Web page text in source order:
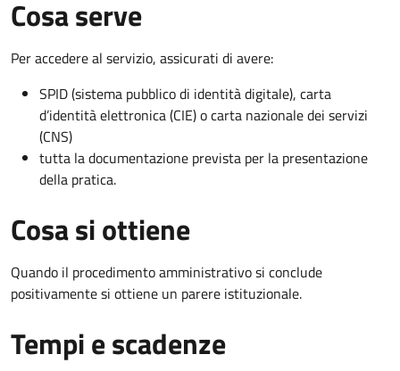
Cosa serve
Per accedere al servizio, assicurati di avere:
SPID (sistema pubblico di identità digitale), carta
d’identità elettronica (CIE) o carta nazionale dei servizi
(CNS)
tutta la documentazione prevista per la presentazione
della pratica.
Cosa si ottiene
Quando il procedimento amministrativo si conclude
positivamente si ottiene un parere istituzionale.
Tempi e scadenze